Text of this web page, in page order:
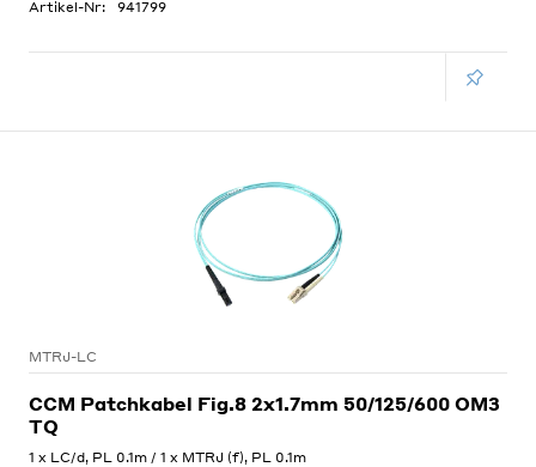
Artikel-Nr: 941799
MTRJ-LC
CCM Patchkabel Fig.8 2x1.7mm 50/125/600 OM3
TQ
1 x LC/d, PL 0.1m / 1 x MTRJ (f), PL 0.1m